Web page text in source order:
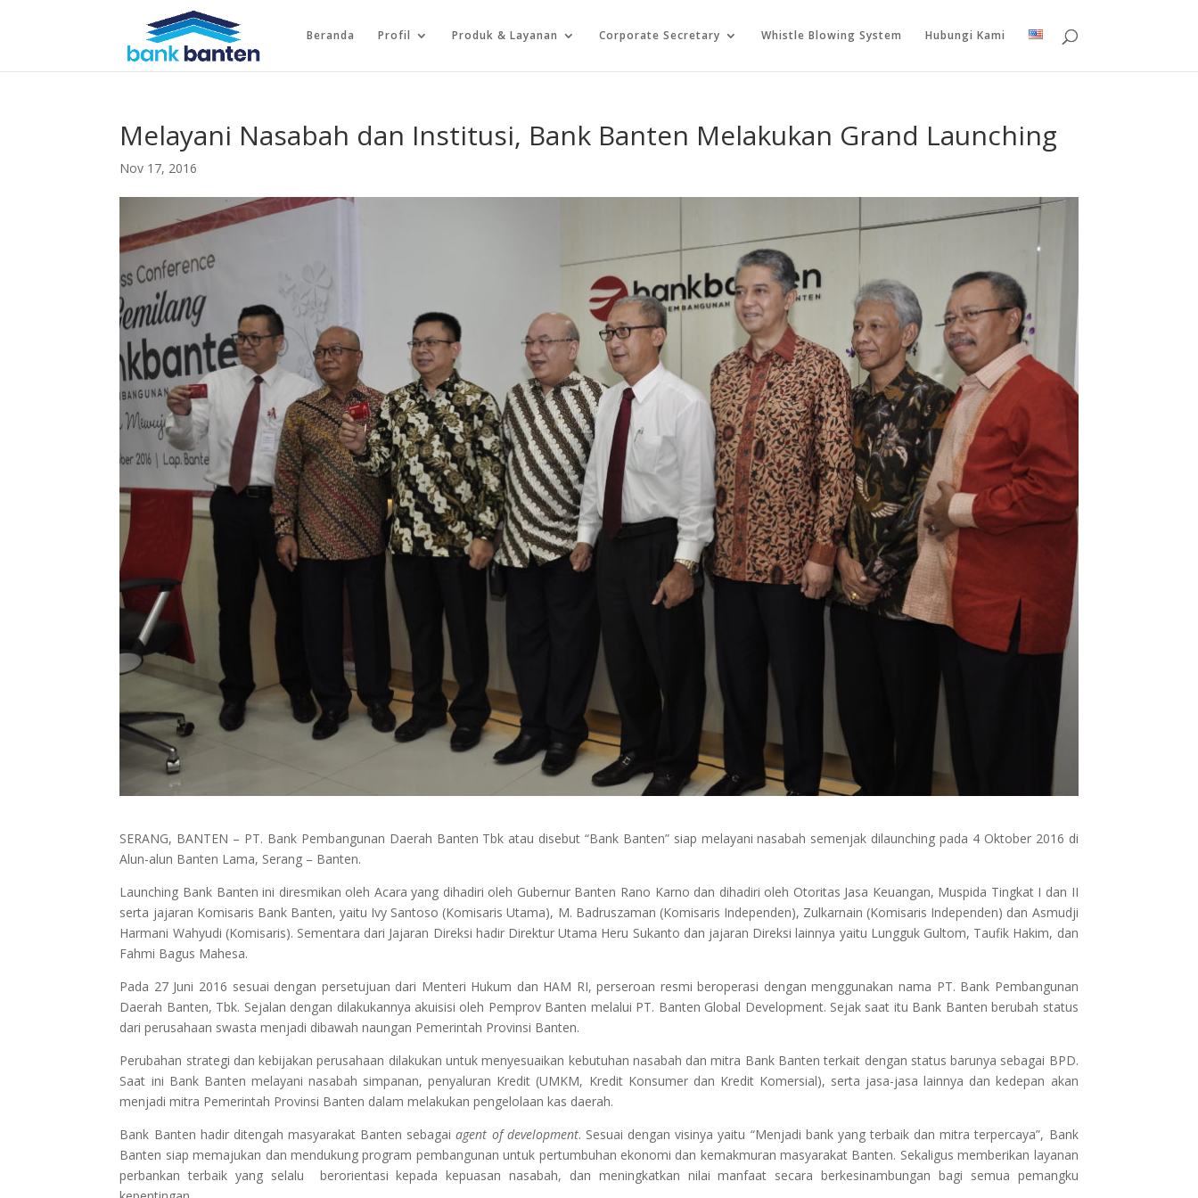
Beranda Profil Produk & Layanan Corporate Secretary Whistle Blowing System Hubungi Kami
Melayani Nasabah dan Institusi, Bank Banten Melakukan Grand Launching
Nov 17, 2016
SERANG, BANTEN – PT. Bank Pembangunan Daerah Banten Tbk atau disebut “Bank Banten” siap melayani nasabah semenjak dilaunching pada 4 Oktober 2016 di
Alun-alun Banten Lama, Serang – Banten.
Launching Bank Banten ini diresmikan oleh Acara yang dihadiri oleh Gubernur Banten Rano Karno dan dihadiri oleh Otoritas Jasa Keuangan, Muspida Tingkat I dan II
serta jajaran Komisaris Bank Banten, yaitu Ivy Santoso (Komisaris Utama), M. Badruszaman (Komisaris Independen), Zulkarnain (Komisaris Independen) dan Asmudji
Harmani Wahyudi (Komisaris). Sementara dari Jajaran Direksi hadir Direktur Utama Heru Sukanto dan jajaran Direksi lainnya yaitu Lungguk Gultom, Taufik Hakim, dan
Fahmi Bagus Mahesa.
Pada 27 Juni 2016 sesuai dengan persetujuan dari Menteri Hukum dan HAM RI, perseroan resmi beroperasi dengan menggunakan nama PT. Bank Pembangunan
Daerah Banten, Tbk. Sejalan dengan dilakukannya akuisisi oleh Pemprov Banten melalui PT. Banten Global Development. Sejak saat itu Bank Banten berubah status
dari perusahaan swasta menjadi dibawah naungan Pemerintah Provinsi Banten.
Perubahan strategi dan kebijakan perusahaan dilakukan untuk menyesuaikan kebutuhan nasabah dan mitra Bank Banten terkait dengan status barunya sebagai BPD.
Saat ini Bank Banten melayani nasabah simpanan, penyaluran Kredit (UMKM, Kredit Konsumer dan Kredit Komersial), serta jasa-jasa lainnya dan kedepan akan
menjadi mitra Pemerintah Provinsi Banten dalam melakukan pengelolaan kas daerah.
Bank Banten hadir ditengah masyarakat Banten sebagaiagent of development. Sesuai dengan visinya yaitu “Menjadi bank yang terbaik dan mitra terpercaya”, Bank
Banten siap memajukan dan mendukung program pembangunan untuk pertumbuhan ekonomi dan kemakmuran masyarakat Banten. Sekaligus memberikan layanan
perbankan terbaik yang selalu berorientasi kepada kepuasan nasabah, dan meningkatkan nilai manfaat secara berkesinambungan bagi semua pemangku